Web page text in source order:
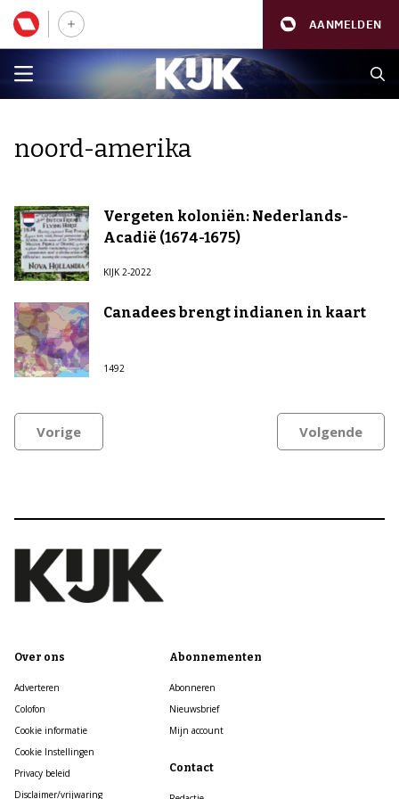
AANMELDEN
noord-amerika
Vergeten koloniën: Nederlands-
Acadië (1674-1675)
KIJK 2-2022
Canadees brengt indianen in kaart
1492
Vorige Volgende
Over ons
Adverteren
Colofon
Cookie informatie
Cookie Instellingen
Privacy beleid
Disclaimer/vrijwaring
Abonnementen
Abonneren
Nieuwsbrief
Mijn account
Contact